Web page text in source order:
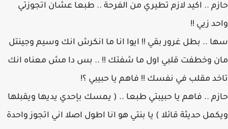
حازم .. اكيد لازم تطيري من الفرحة .. طبعا عشان اتجوزتي
واحد زيي !!
سها .. بطل غرور بقي !! ايوا انا ما انكرش انك وسيم وجينتل
مان وخطفت قلبي اول ما شفتك !! .. بس دا مش معناه انك
تاخد مقلب في نفسك !! فاهم يا حبيبي ؟!
حازم .. فاهم يا حبيبتي طبعا .. ( يمسك بإحدي يديها ويقبلها
ويكمل حديثة قائلا ) يا بنتي هو انا اطول اصلا اني اتجوز واحدة